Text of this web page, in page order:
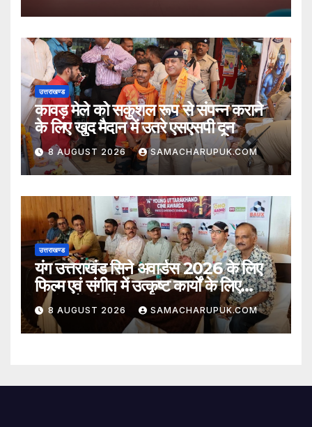
उत्तराखण्ड
कावड़ मेले को सकुशल रूप से संपन्न कराने
के लिए खुद मैदान में उतरे एसएसपी दून
8 AUGUST 2026 SAMACHARUPUK.COM
उत्तराखण्ड
यंग उत्तराखंड सिने अवार्डस 2026 के लिए
फिल्म एवं संगीत में उत्कृष्ट कार्यों के लिए
नामांकनों की घोषणा
8 AUGUST 2026 SAMACHARUPUK.COM